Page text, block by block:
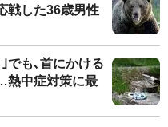
戦した36歳男性
でも､首にかける
熱中症対策に最